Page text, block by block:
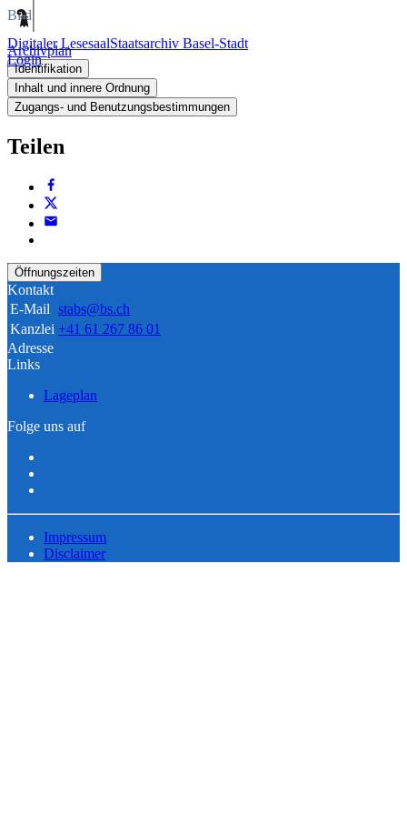
Digitaler LesesaalStaatsarchiv Basel-Stadt
Login
Bild
Archivplan
Identifikation
Inhalt und innere Ordnung
Zugangs- und Benutzungsbestimmungen
Teilen
Öffnungszeiten
Kontakt
E-Mail stabs@bs.ch
Kanzlei +41 61 267 86 01
Adresse
Links
Lageplan
Folge uns auf
Impressum
Disclaimer